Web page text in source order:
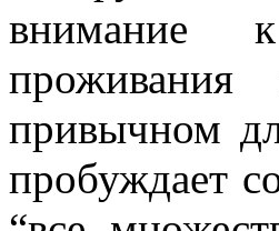
внимание
привычном
пробуждает